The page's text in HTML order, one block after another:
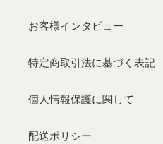
お客様インタビュー
特定商取引法に基づく表記
個人情報保護に関して
配送ポリシー